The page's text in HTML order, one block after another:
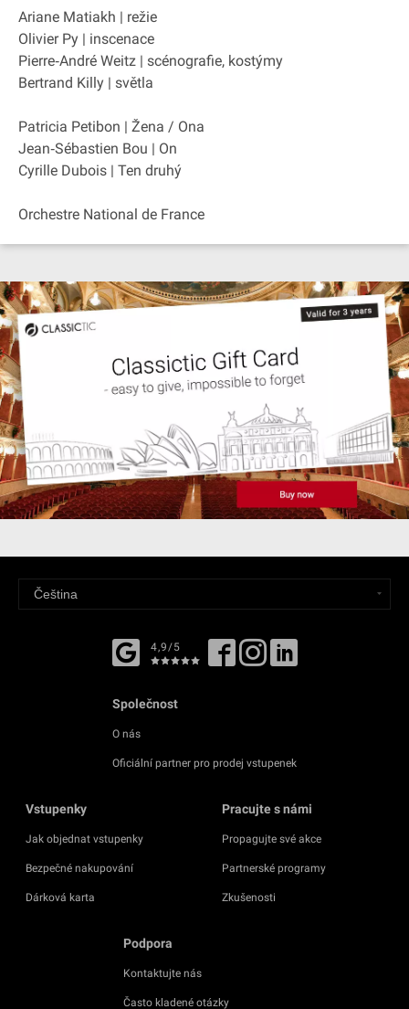
Ariane Matiakh | režie
Olivier Py | inscenace
Pierre‐André Weitz | scénografie, kostýmy
Bertrand Killy | světla
Patricia Petibon | Žena / Ona
Jean‐Sébastien Bou | On
Cyrille Dubois | Ten druhý
Orchestre National de France
4,9/5
Společnost
O nás
Oficiální partner pro prodej vstupenek
Vstupenky
Jak objednat vstupenky
Bezpečné nakupování
Dárková karta
Pracujte s námi
Propagujte své akce
Partnerské programy
Zkušenosti
Podpora
Kontaktujte nás
Často kladené otázky